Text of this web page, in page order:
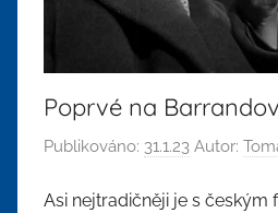
Poprvé na
Publikováno: 31.1.23 Autor:
Asi nejtradičněji je s českým